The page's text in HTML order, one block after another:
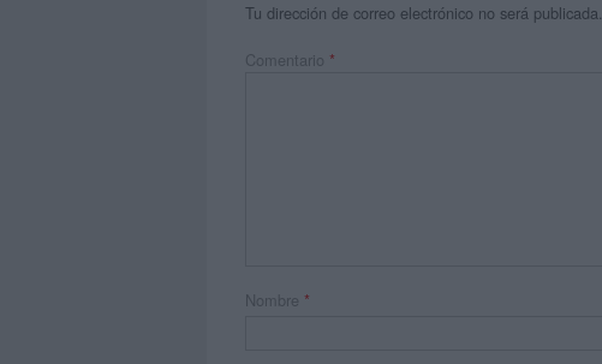
Tu dirección de correo electrónico no será publicada.
Comentario *
Nombre *